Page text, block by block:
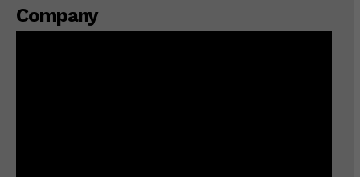
Company